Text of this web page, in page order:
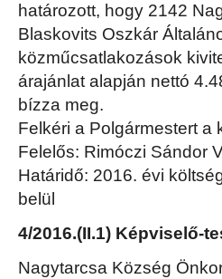
határozott, hogy 2142
Blaskovits Oszkár
közműcsatlakozások
árajánlat alapján nettó
bízza meg.
Felkéri a Polgármestert a
Felelős: Rimóczi Sándor
Határidő: 2016. évi
belül
4/2016.(II.1) Képviselő-
Nagytarcsa Község